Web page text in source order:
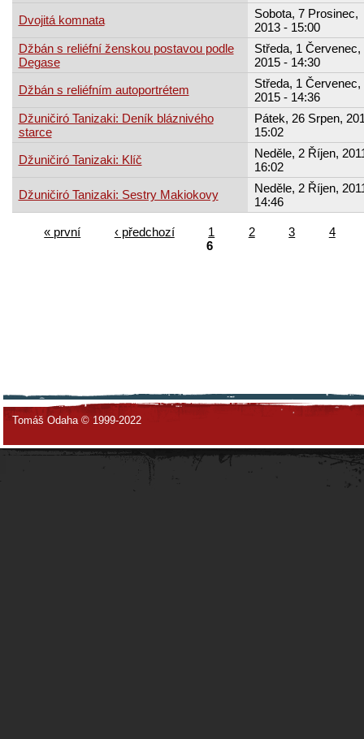
Dvojitá komnata
Sobota, 7 Prosinec,
2013 - 15:00
Džbán s reliéfní ženskou postavou podle
Degase
Středa, 1 Červenec,
2015 - 14:30
Džbán s reliéfním autoportrétem
Středa, 1 Červenec,
2015 - 14:36
Džuničiró Tanizaki: Deník bláznivého
starce
Pátek, 26 Srpen,
15:02
Džuničiró Tanizaki: Klíč
Neděle, 2 Říjen,
16:02
Džuničiró Tanizaki: Sestry Makiokovy
Neděle, 2 Říjen,
14:46
« první ‹ předchozí 1 2 3
4
6
Tomáš Odaha © 1999-2022